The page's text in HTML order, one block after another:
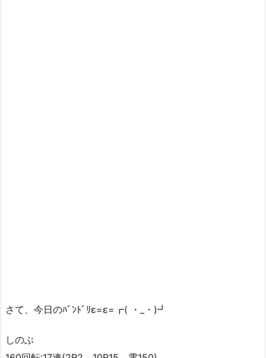
さて、今日のﾊﾞﾝﾄﾞﾘε=ε=┏( ・_・)┛
しのぶ